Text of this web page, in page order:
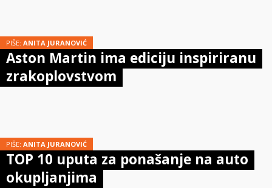
PIŠE: ANITA JURANOVIĆ
Aston Martin ima ediciju inspiriranu
zrakoplovstvom
PIŠE: ANITA JURANOVIĆ
TOP 10 uputa za ponašanje na auto
okupljanjima